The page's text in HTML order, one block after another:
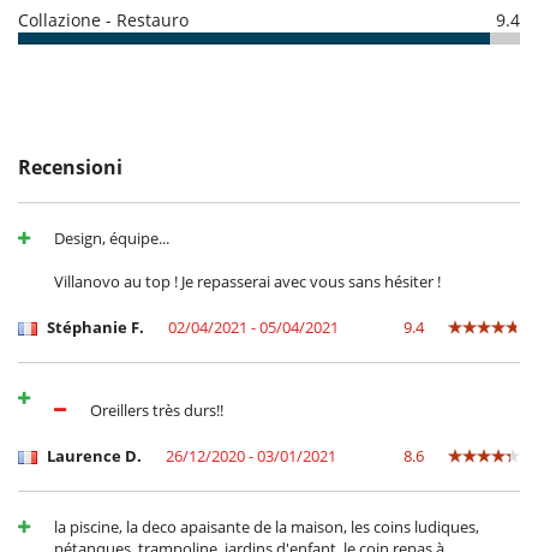
Aria condizionata
Camera di pranzo
Cuoco
Collazione - Restauro 9.4
Recensioni
Design, équipe...
Villanovo au top ! Je repasserai avec vous sans hésiter !
Stéphanie F. 02/04/2021 - 05/04/2021 9.4
Oreillers très durs!!
Laurence D. 26/12/2020 - 03/01/2021 8.6
la piscine, la deco apaisante de la maison, les coins ludiques,